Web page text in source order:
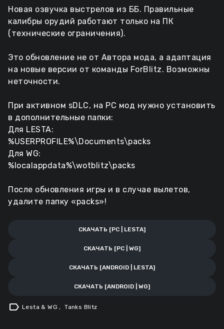
Новая озвучка выстрелов из ББ. Правильные
калибры орудий работают только на ПК
(технические ограничения).
Это обновление не от Автора мода, а адаптация
на новые версии от команды ForBlitz. Возможны
неточности.
При активном sDLC, на PC мод нужно установить
в дополнительные папки:
Для LESTA:
%USERPROFILE%\Documents\packs
Для WG:
%localappdata%\wotblitz\packs
После обновления игры и в случае вылетов,
удалите папку «packs»!
СКАЧАТЬ [PC | LESTA]
СКАЧАТЬ [PC | WG]
СКАЧАТЬ [ANDROID | LESTA]
СКАЧАТЬ [ANDROID | WG]
label Lesta & WG, Tanks Blitz